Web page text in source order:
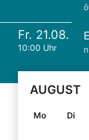
Fr. 21.08.
10:00 Uhr
AUGUST
Mo Di